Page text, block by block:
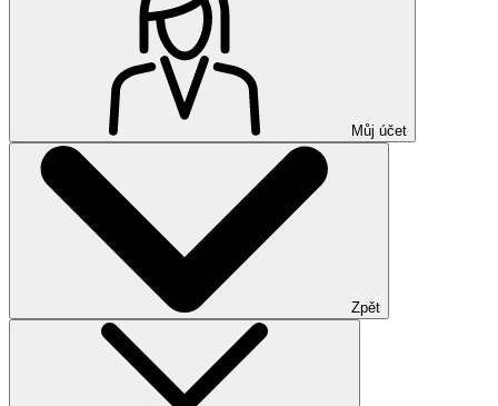
Můj účet
Zpět